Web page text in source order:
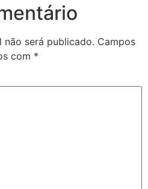
não será publicado. Campos
com *